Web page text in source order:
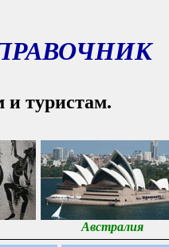
туристам.
Австралия